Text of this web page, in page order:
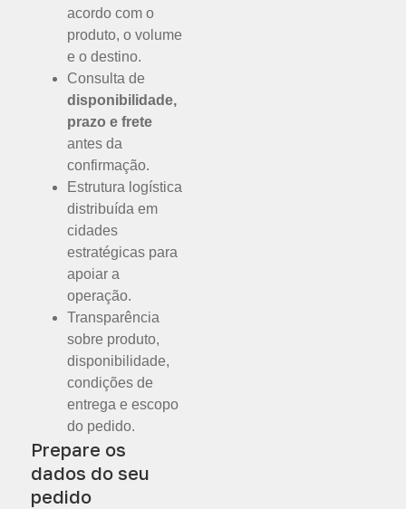
acordo com o
produto, o volume
e o destino.
Consulta de
disponibilidade,
prazo e frete
antes da
confirmação.
Estrutura logística
distribuída em
cidades
estratégicas para
apoiar a
operação.
Transparência
sobre produto,
disponibilidade,
condições de
entrega e escopo
do pedido.
Prepare os
dados do seu
pedido